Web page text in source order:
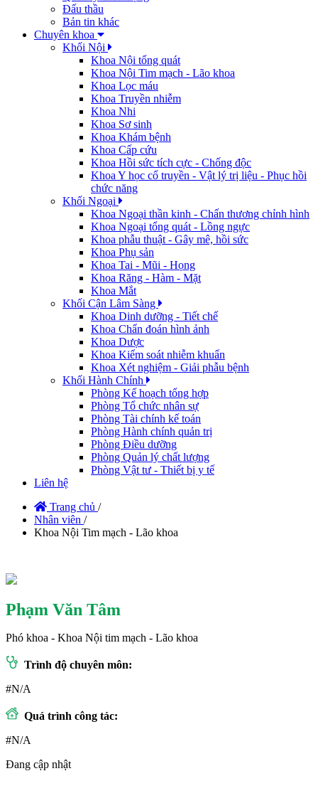
Đấu thầu
Bản tin khác
Chuyên khoa
Khối Nội
Khoa Nội tổng quát
Khoa Nội Tim mạch - Lão khoa
Khoa Lọc máu
Khoa Truyền nhiễm
Khoa Nhi
Khoa Sơ sinh
Khoa Khám bệnh
Khoa Cấp cứu
Khoa Hồi sức tích cực - Chống độc
Khoa Y học cổ truyền - Vật lý trị liệu - Phục hồi
chức năng
Khối Ngoại
Khoa Ngoại thần kinh - Chấn thương chỉnh hình
Khoa Ngoại tổng quát - Lồng ngực
Khoa phẫu thuật - Gây mê, hồi sức
Khoa Phụ sản
Khoa Tai - Mũi - Họng
Khoa Răng - Hàm - Mặt
Khoa Mắt
Khối Cận Lâm Sàng
Khoa Dinh dưỡng - Tiết chế
Khoa Chẩn đoán hình ảnh
Khoa Dược
Khoa Kiểm soát nhiễm khuẩn
Khoa Xét nghiệm - Giải phẫu bệnh
Khối Hành Chính
Phòng Kế hoạch tổng hợp
Phòng Tổ chức nhân sự
Phòng Tài chính kế toán
Phòng Hành chính quản trị
Phòng Điều dưỡng
Phòng Quản lý chất lượng
Phòng Vật tư - Thiết bị y tế
Liên hệ
Trang chủ /
Nhân viên /
Khoa Nội Tim mạch - Lão khoa
Phạm Văn Tâm
Phó khoa - Khoa Nội tim mạch - Lão khoa
Trình độ chuyên môn:
#N/A
Quá trình công tác:
#N/A
Đang cập nhật